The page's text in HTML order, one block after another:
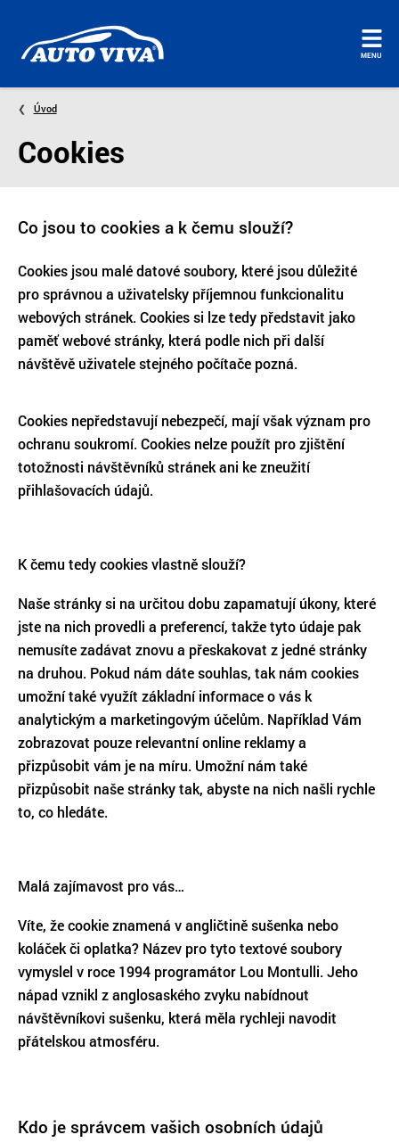
Úvodní
MENU
Úvod
Cookies
Co jsou to cookies a k čemu slouží?
Cookies jsou malé datové soubory, které jsou důležité
pro správnou a uživatelsky příjemnou funkcionalitu
webových stránek. Cookies si lze tedy představit jako
paměť webové stránky, která podle nich při další
návštěvě uživatele stejného počítače pozná.
Cookies nepředstavují nebezpečí, mají však význam pro
ochranu soukromí. Cookies nelze použít pro zjištění
totožnosti návštěvníků stránek ani ke zneužití
přihlašovacích údajů.
K čemu tedy cookies vlastně slouží?
Naše stránky si na určitou dobu zapamatují úkony, které
jste na nich provedli a preferencí, takže tyto údaje pak
nemusíte zadávat znovu a přeskakovat z jedné stránky
na druhou. Pokud nám dáte souhlas, tak nám cookies
umožní také využít základní informace o vás k
analytickým a marketingovým účelům. Například Vám
zobrazovat pouze relevantní online reklamy a
přizpůsobit vám je na míru. Umožní nám také
přizpůsobit naše stránky tak, abyste na nich našli rychle
to, co hledáte.
Malá zajímavost pro vás…
Víte, že cookie znamená v angličtině sušenka nebo
koláček či oplatka? Název pro tyto textové soubory
vymyslel v roce 1994 programátor Lou Montulli. Jeho
nápad vznikl z anglosaského zvyku nabídnout
návštěvníkovi sušenku, která měla rychleji navodit
přátelskou atmosféru.
Kdo je správcem vašich osobních údajů